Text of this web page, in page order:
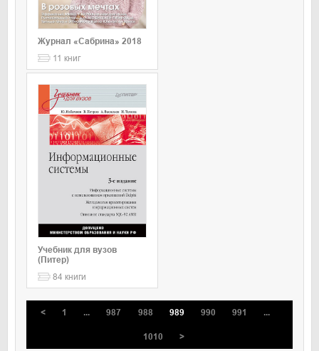
Журнал «Сабрина» 2018
11 книг
Учебник для вузов
(Питер)
84 книги
< 1 ... 987 988 989 990 991 ...
1010 >